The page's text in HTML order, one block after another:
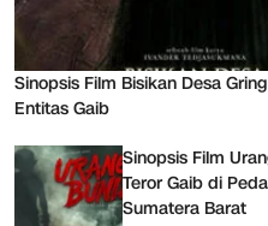
Sinopsis Film Bisikan Desa
Entitas Gaib
Sinopsis Film
Teror Gaib di
Sumatera Barat